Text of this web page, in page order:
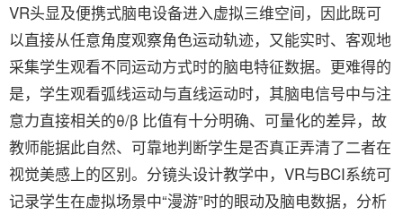
VR头显及便携式脑电设备进入虚拟三维空间，因此既可
以直接从任意角度观察角色运动轨迹，又能实时、客观地
采集学生观看不同运动方式时的脑电特征数据。更难得的
是，学生观看弧线运动与直线运动时，其脑电信号中与注
意力直接相关的θ/β 比值有十分明确、可量化的差异，故
教师能据此自然、可靠地判断学生是否真正弄清了二者在
视觉美感上的区别。分镜头设计教学中，VR与BCI系统可
记录学生在虚拟场景中“漫游”时的眼动及脑电数据，分析